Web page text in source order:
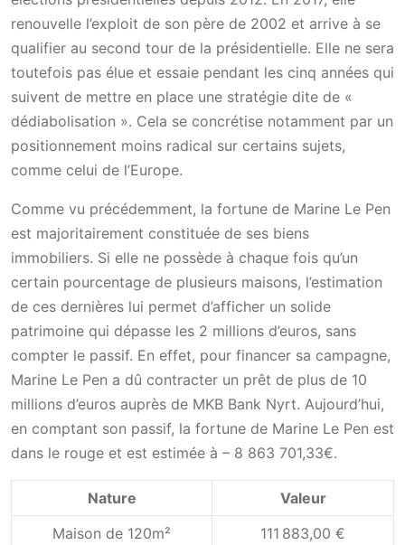
renouvelle l’exploit de son père de 2002 et arrive à se
qualifier au second tour de la présidentielle. Elle ne sera
toutefois pas élue et essaie pendant les cinq années qui
suivent de mettre en place une stratégie dite de «
dédiabolisation ». Cela se concrétise notamment par un
positionnement moins radical sur certains sujets,
comme celui de l’Europe.
Comme vu précédemment, la fortune de Marine Le Pen
est majoritairement constituée de ses biens
immobiliers. Si elle ne possède à chaque fois qu’un
certain pourcentage de plusieurs maisons, l’estimation
de ces dernières lui permet d’afficher un solide
patrimoine qui dépasse les 2 millions d’euros, sans
compter le passif. En effet, pour financer sa campagne,
Marine Le Pen a dû contracter un prêt de plus de 10
millions d’euros auprès de MKB Bank Nyrt. Aujourd’hui,
en comptant son passif, la fortune de Marine Le Pen est
dans le rouge et est estimée à – 8 863 701,33€.
Nature
Valeur
Maison de 120m²
111 883,00 €